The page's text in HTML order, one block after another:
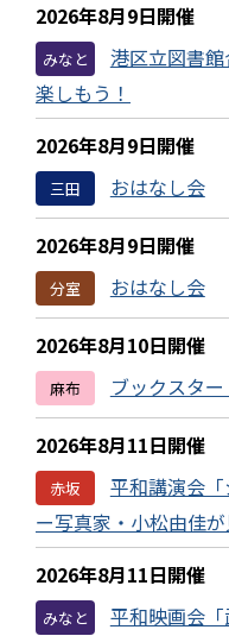
2026年8月9日開催
みなと
港区立図書
楽しもう！
2026年8月9日開催
三田 おはなし会
2026年8月9日開催
分室 おはなし会
2026年8月10日開催
麻布 ブックスター
2026年8月11日開催
赤坂
平和講演会
ー写真家・小松由佳
2026年8月11日開催
みなと
平和映画会